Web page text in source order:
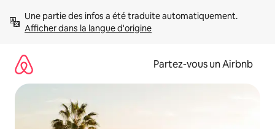
directement
Afficher dans la langue d'origine
Partez-vous un Airbnb